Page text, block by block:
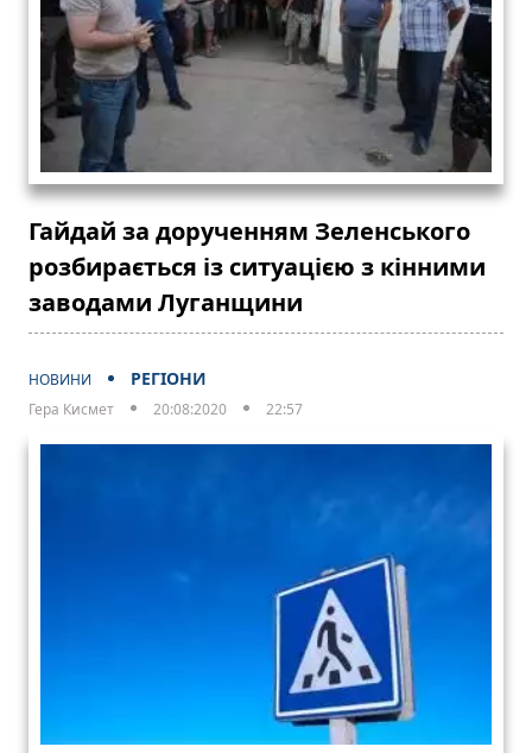
Гайдай за дорученням Зеленського
розбирається із ситуацією з кінними
заводами Луганщини
НОВИНИ РЕГІОНИ
Гера Кисмет 20:08:2020 22:57